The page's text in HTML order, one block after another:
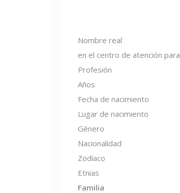
Nombre real
en el centro de atención para
Profesión
Años
Fecha de nacimiento
Lugar de nacimiento
Género
Nacionalidad
Zodíaco
Etnias
Familia